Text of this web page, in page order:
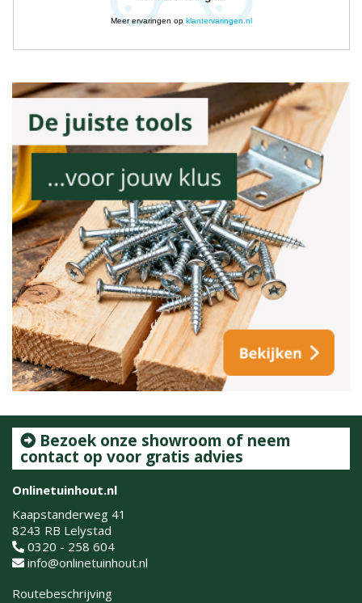
Meer ervaringen op klantervaringen.nl
Bezoek onze showroom of neem
contact op voor gratis advies
Onlinetuinhout.nl
Kaapstanderweg 41
8243 RB Lelystad
0320 - 258 604
info@onlinetuinhout.nl
Routebeschrijving